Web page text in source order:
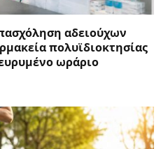
αδειούχων
πολυϊδιοκτησίας
ωράριο